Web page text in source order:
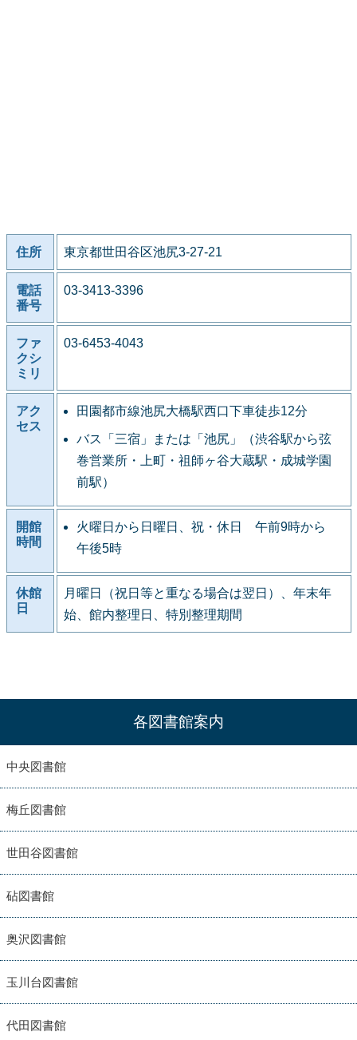
住所 東京都世田谷区池尻3-27-21
電話
番号
03-3413-3396
ファ
クシ
ミリ
03-6453-4043
アク
セス
田園都市線池尻大橋駅西口下車徒歩12分
バス「三宿」または「池尻」（渋谷駅から弦
巻営業所・上町・祖師ヶ谷大蔵駅・成城学園
前駅）
開館
時間
火曜日から日曜日、祝・休日 午前9時から
午後5時
休館
日
月曜日（祝日等と重なる場合は翌日）、年末年
始、館内整理日、特別整理期間
各図書館案内
中央図書館
梅丘図書館
世田谷図書館
砧図書館
奥沢図書館
玉川台図書館
代田図書館